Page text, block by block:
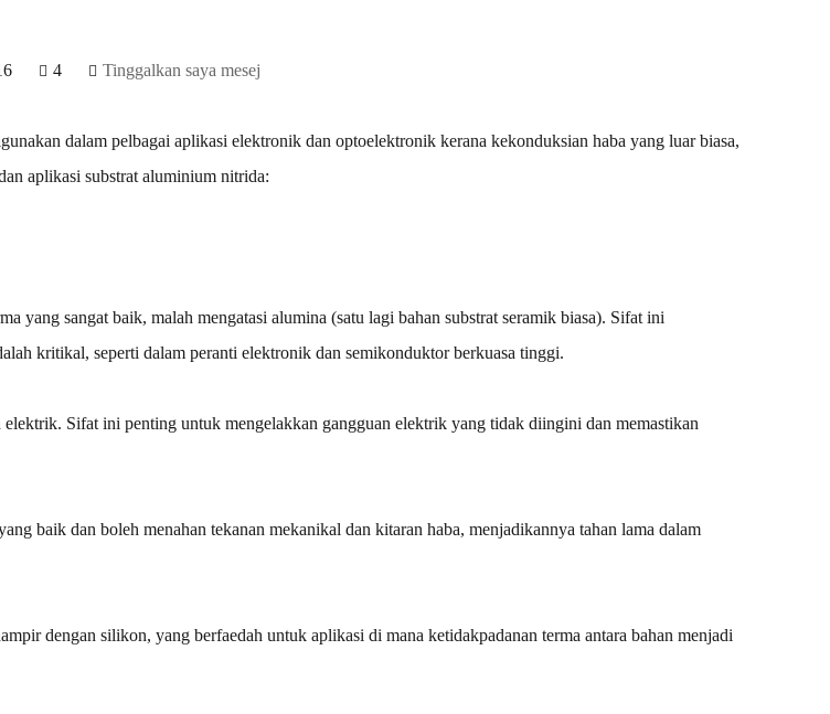
4 Tinggalkan saya mesej
dalam pelbagai aplikasi elektronik dan optoelektronik kerana kekonduksian haba yang luar biasa,
aplikasi substrat aluminium nitrida:
sangat baik, malah mengatasi alumina (satu lagi bahan substrat seramik biasa). Sifat ini
kritikal, seperti dalam peranti elektronik dan semikonduktor berkuasa tinggi.
Sifat ini penting untuk mengelakkan gangguan elektrik yang tidak diingini dan memastikan
baik dan boleh menahan tekanan mekanikal dan kitaran haba, menjadikannya tahan lama dalam
dengan silikon, yang berfaedah untuk aplikasi di mana ketidakpadanan terma antara bahan menjadi